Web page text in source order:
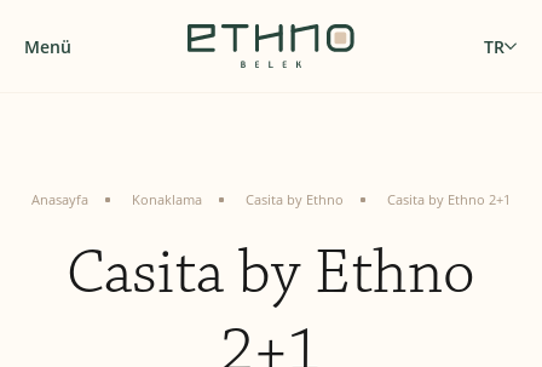
Menü TR
Anasayfa Konaklama Casita by Ethno Casita by Ethno 2+1
Casita by Ethno
2+1